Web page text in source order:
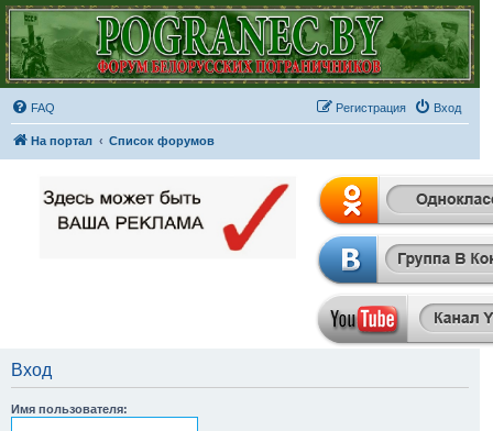
FAQ Вход
Регистрация
На портал Список форумов
Вход
Имя пользователя: